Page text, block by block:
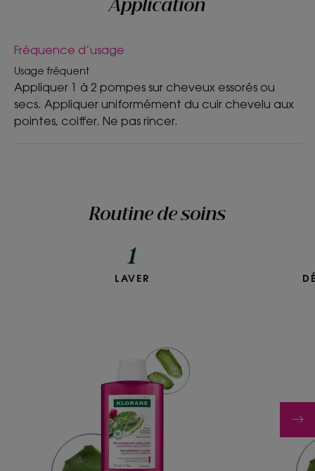
et Acide hyaluronique, ce sérum désaltérant
• Protège : ce sérum protège les cheveux des
appareils chauffants jusqu'à 200°C
TEXTURE
*Test ex vivo sur mèches
Application
Fréquence d’usage
Usage fréquent
Appliquer 1 à 2 pompes sur cheveux essorés ou
secs. Appliquer uniformément du cuir chevelu aux
pointes, coiffer. Ne pas rincer.
Routine de soins
1
Shampoing
LAVER